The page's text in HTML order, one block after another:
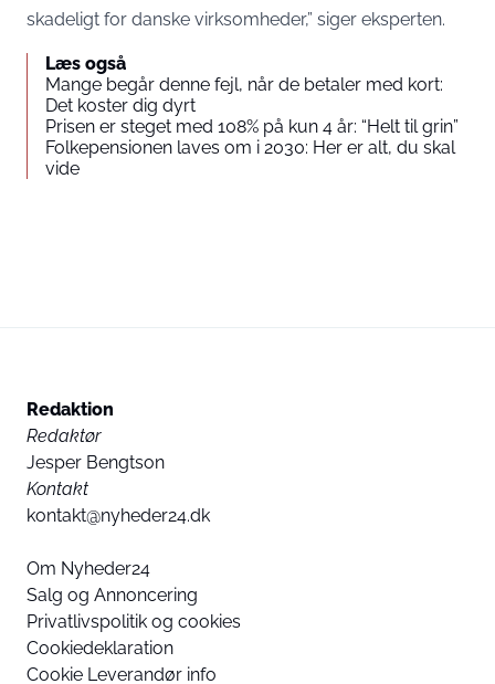
skadeligt for danske virksomheder,” siger eksperten.
Læs også
Mange begår denne fejl, når de betaler med kort:
Det koster dig dyrt
Prisen er steget med 108% på kun 4 år: “Helt til grin”
Folkepensionen laves om i 2030: Her er alt, du skal
vide
Redaktion
Redaktør
Jesper Bengtson
Kontakt
kontakt@nyheder24.dk
Om Nyheder24
Salg og Annoncering
Privatlivspolitik og cookies
Cookiedeklaration
Cookie Leverandør info